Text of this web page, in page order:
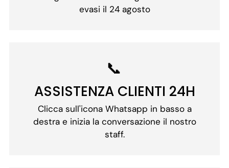
evasi il 24 agosto
📞
ASSISTENZA CLIENTI 24H
Clicca sull'icona Whatsapp in basso a
destra e inizia la conversazione il nostro
staff.